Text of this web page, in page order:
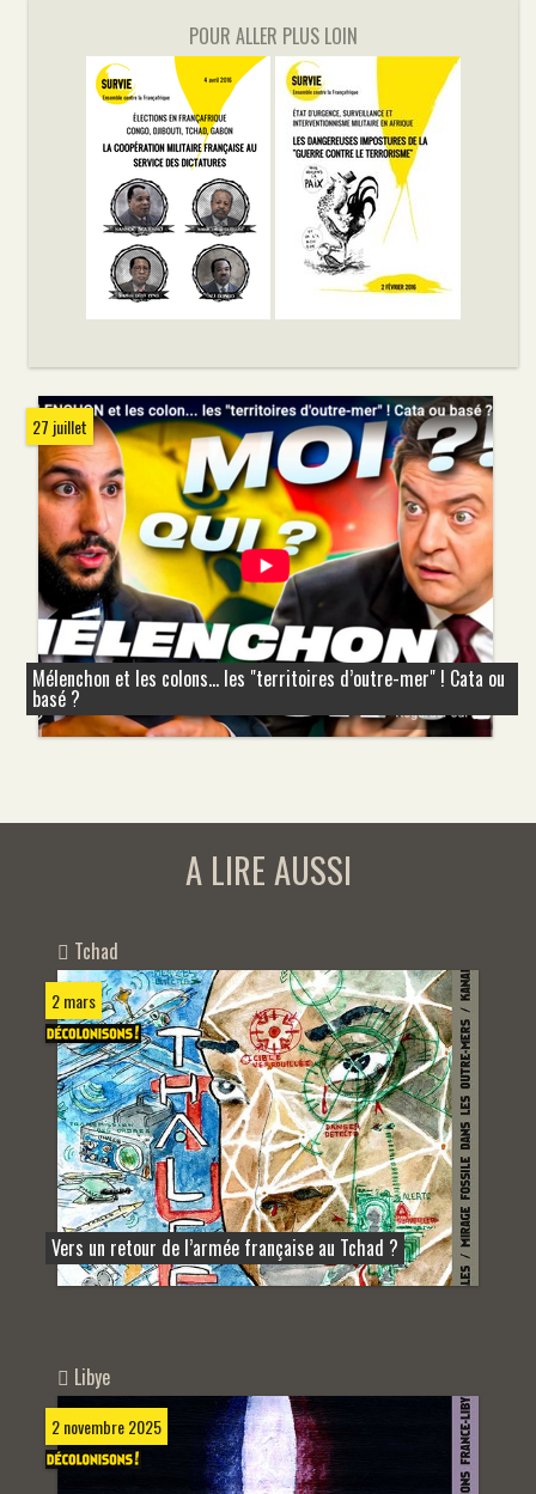
POUR ALLER PLUS LOIN
27 juillet
Mélenchon et les colons... les "territoires d’outre-mer" ! Cata ou
basé ?
A LIRE AUSSI
Tchad
2 mars
Vers un retour de l’armée française au Tchad ?
Libye
2 novembre 2025